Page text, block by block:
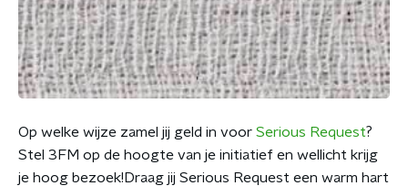
Op welke wijze zamel jij geld in voor Serious Request?
Stel 3FM op de hoogte van je initiatief en wellicht krijg
je hoog bezoek!Draag jij Serious Request een warm hart